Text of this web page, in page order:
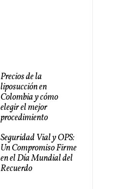
Precios de la
liposucción en
Colombia y cómo
elegir el mejor
procedimiento
Seguridad Vial y OPS:
Un Compromiso Firme
en el Día Mundial del
Recuerdo